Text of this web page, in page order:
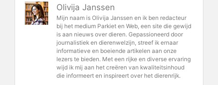
Olivija Janssen
Mijn naam is Olivija Janssen en ik ben redacteur
bij het medium Parkiet en Web, een site die gewijd
is aan nieuws over dieren. Gepassioneerd door
journalistiek en dierenwelzijn, streef ik ernaar
informatieve en boeiende artikelen aan onze
lezers te bieden. Met een rijke en diverse ervaring
wijd ik mij aan het creëren van kwaliteitsinhoud
die informeert en inspireert over het dierenrijk.